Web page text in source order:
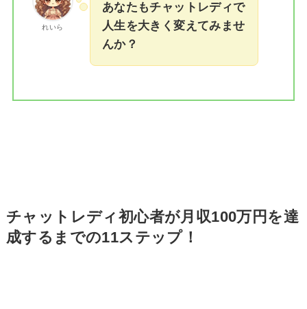
れいら
あなたもチャットレディで
人生を大きく変えてみませ
んか？
チャットレディ初心者が月収100万円を達
成するまでの11ステップ！